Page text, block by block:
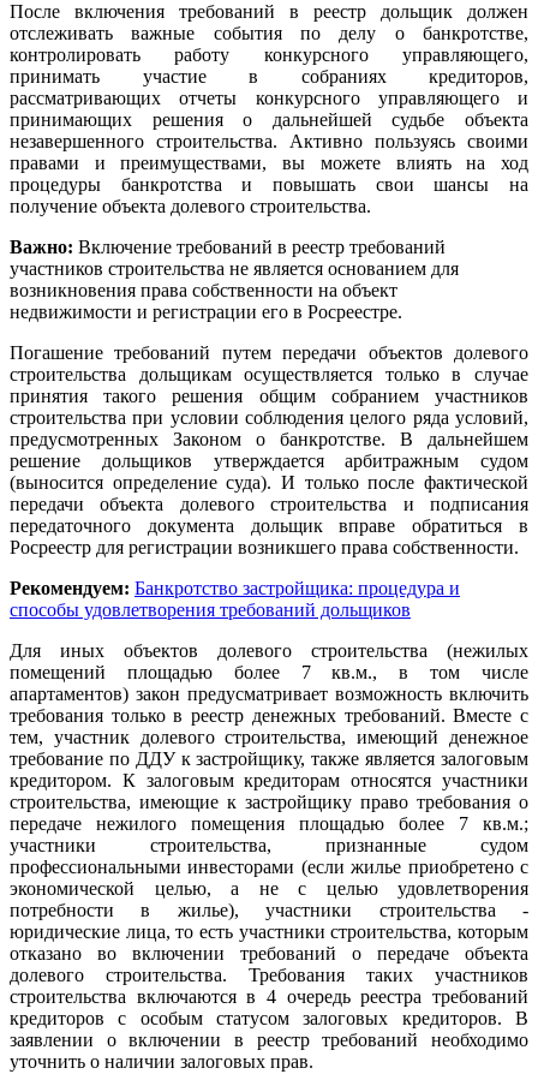
После включения требований в реестр дольщик должен
отслеживать важные события по делу о банкротстве,
контролировать работу конкурсного управляющего,
принимать участие в собраниях кредиторов,
рассматривающих отчеты конкурсного управляющего и
принимающих решения о дальнейшей судьбе объекта
незавершенного строительства. Активно пользуясь своими
правами и преимуществами, вы можете влиять на ход
процедуры банкротства и повышать свои шансы на
получение объекта долевого строительства.
Важно: Включение требований в реестр требований
участников строительства не является основанием для
возникновения права собственности на объект
недвижимости и регистрации его в Росреестре.
Погашение требований путем передачи объектов долевого
строительства дольщикам осуществляется только в случае
принятия такого решения общим собранием участников
строительства при условии соблюдения целого ряда условий,
предусмотренных Законом о банкротстве. В дальнейшем
решение дольщиков утверждается арбитражным судом
(выносится определение суда). И только после фактической
передачи объекта долевого строительства и подписания
передаточного документа дольщик вправе обратиться в
Росреестр для регистрации возникшего права собственности.
Рекомендуем: Банкротство застройщика: процедура и
способы удовлетворения требований дольщиков
Для иных объектов долевого строительства (нежилых
помещений площадью более 7 кв.м., в том числе
апартаментов) закон предусматривает возможность включить
требования только в реестр денежных требований. Вместе с
тем, участник долевого строительства, имеющий денежное
требование по ДДУ к застройщику, также является залоговым
кредитором. К залоговым кредиторам относятся участники
строительства, имеющие к застройщику право требования о
передаче нежилого помещения площадью более 7 кв.м.;
участники строительства, признанные судом
профессиональными инвесторами (если жилье приобретено с
экономической целью, а не с целью удовлетворения
потребности в жилье), участники строительства -
юридические лица, то есть участники строительства, которым
отказано во включении требований о передаче объекта
долевого строительства. Требования таких участников
строительства включаются в 4 очередь реестра требований
кредиторов с особым статусом залоговых кредиторов. В
заявлении о включении в реестр требований необходимо
уточнить о наличии залоговых прав.